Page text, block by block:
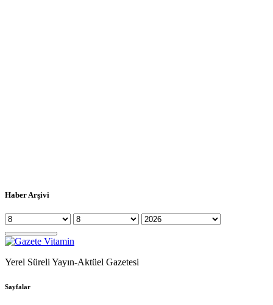
Haber Arşivi
Yerel Süreli Yayın-Aktüel Gazetesi
Sayfalar